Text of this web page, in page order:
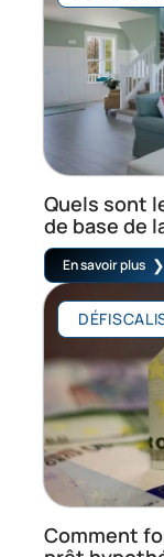
Quels sont
de base de
En savoir plus
Comment